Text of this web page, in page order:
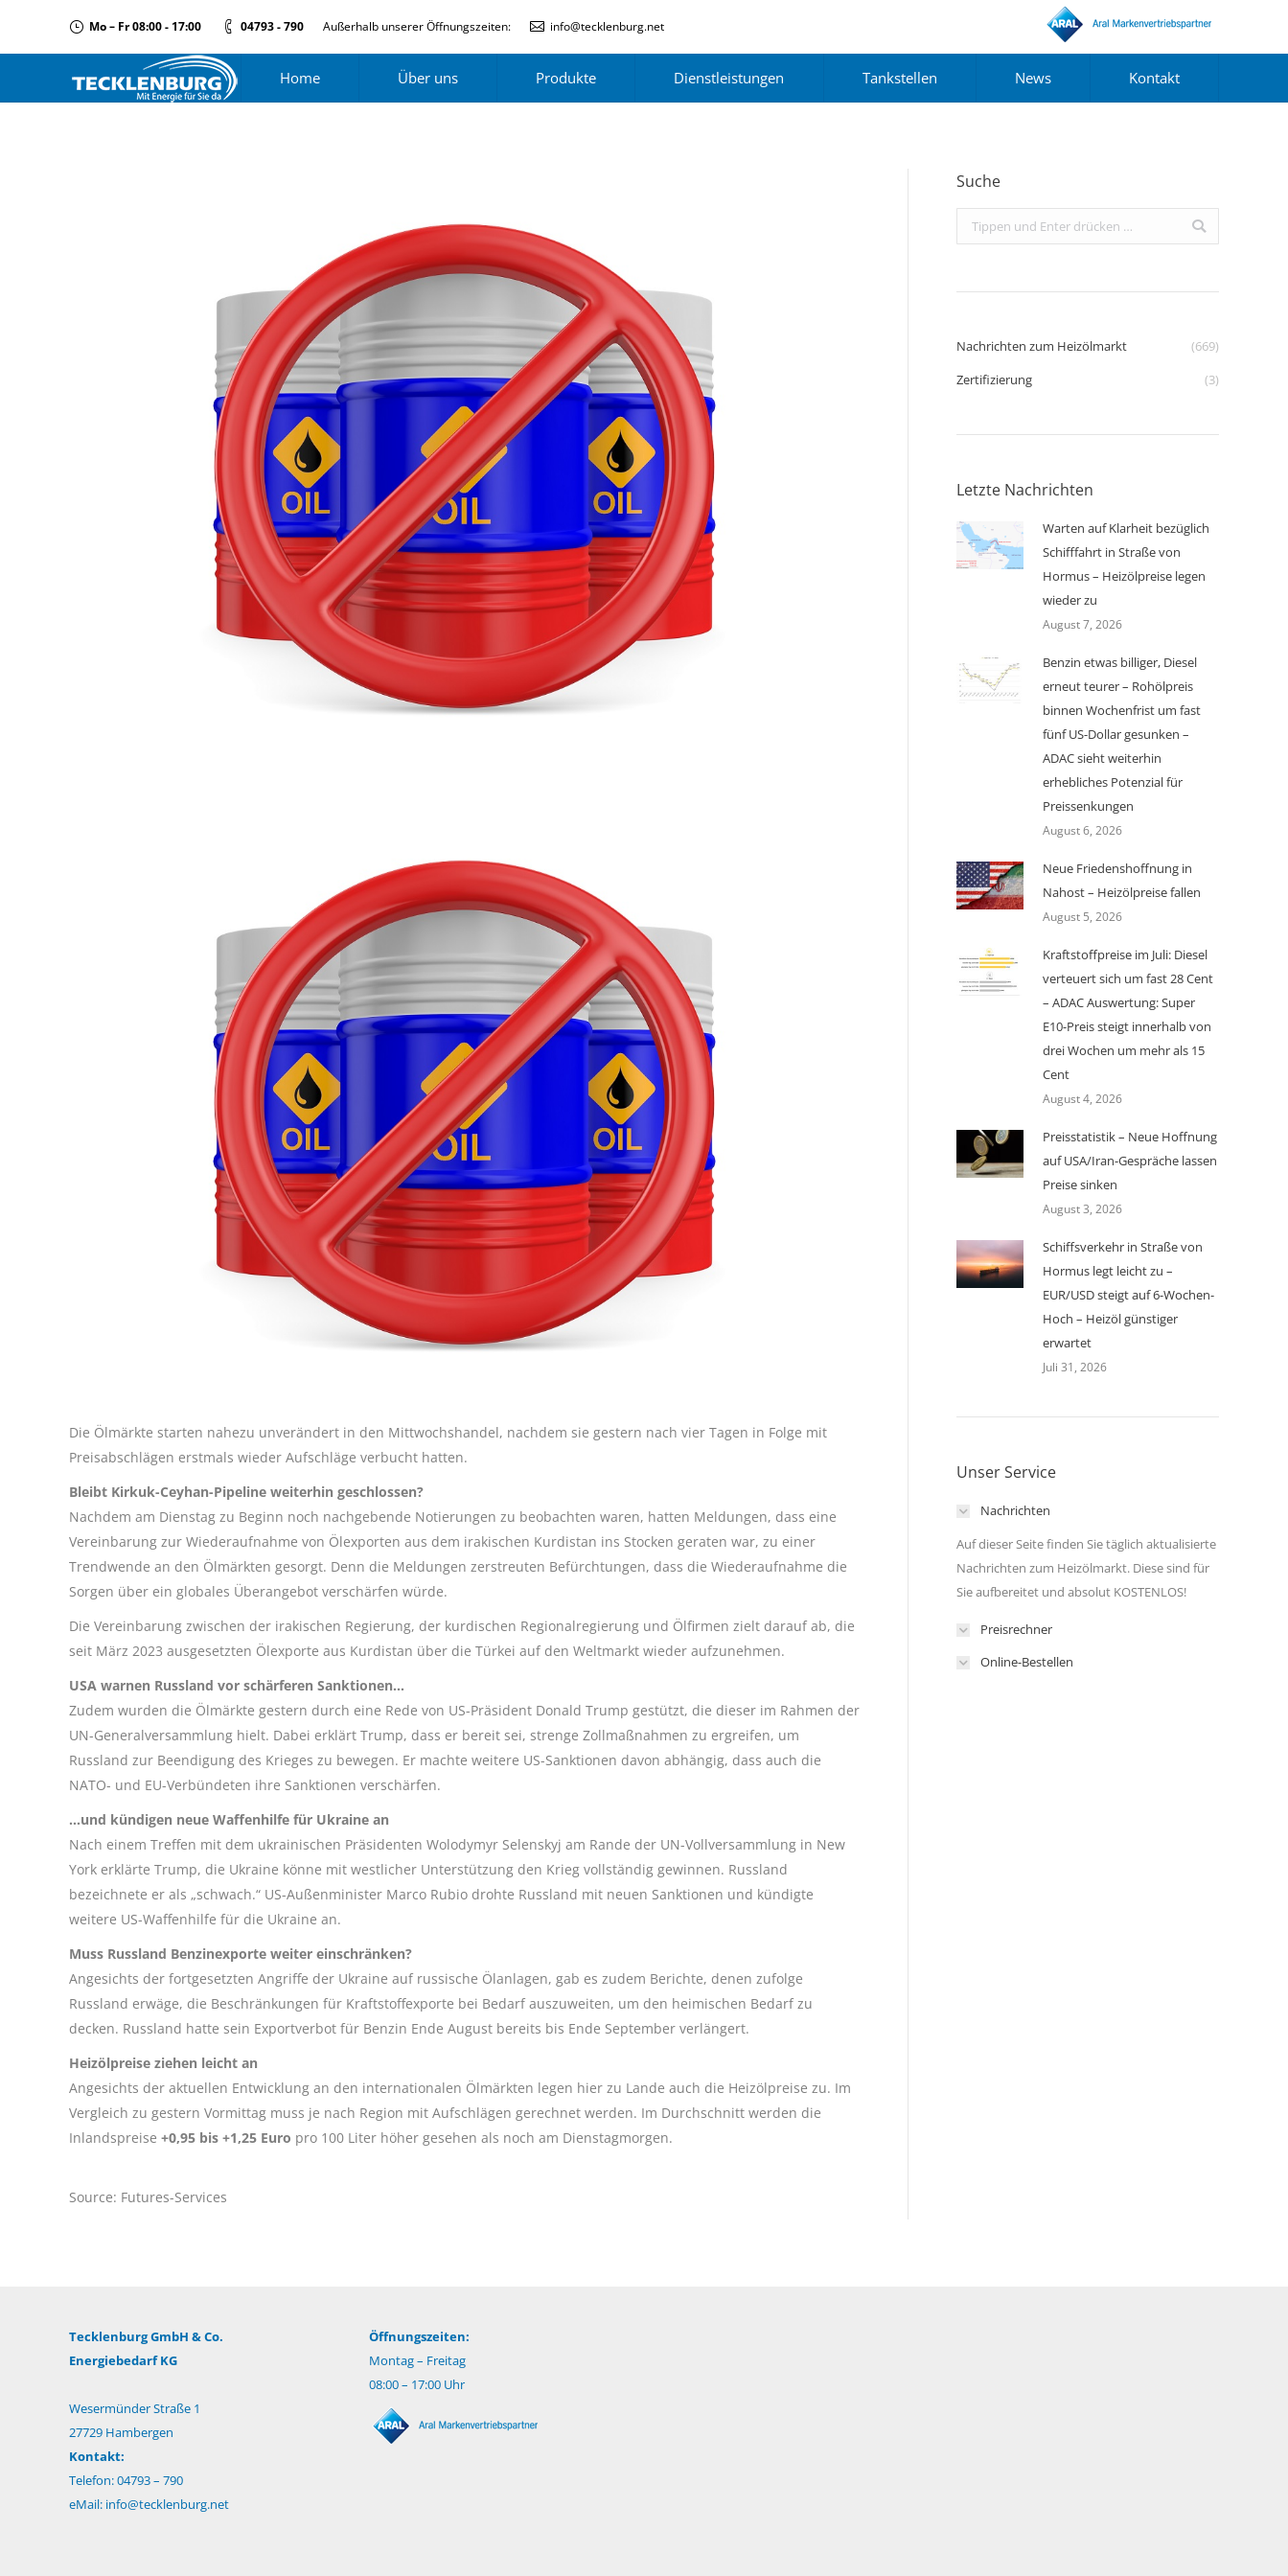
Mo – Fr 08:00 - 17:00 04793 - 790 Außerhalb unserer Öffnungszeiten: info@tecklenburg.net
Home Über uns Produkte Dienstleistungen Tankstellen News Kontakt
Die Ölmärkte starten nahezu unverändert in den Mittwochshandel, nachdem sie gestern nach vier Tagen in Folge mit
Preisabschlägen erstmals wieder Aufschläge verbucht hatten.
Bleibt Kirkuk-Ceyhan-Pipeline weiterhin geschlossen?
Nachdem am Dienstag zu Beginn noch nachgebende Notierungen zu beobachten waren, hatten Meldungen, dass eine
Vereinbarung zur Wiederaufnahme von Ölexporten aus dem irakischen Kurdistan ins Stocken geraten war, zu einer
Trendwende an den Ölmärkten gesorgt. Denn die Meldungen zerstreuten Befürchtungen, dass die Wiederaufnahme die
Sorgen über ein globales Überangebot verschärfen würde.
Die Vereinbarung zwischen der irakischen Regierung, der kurdischen Regionalregierung und Ölfirmen zielt darauf ab, die
seit März 2023 ausgesetzten Ölexporte aus Kurdistan über die Türkei auf den Weltmarkt wieder aufzunehmen.
USA warnen Russland vor schärferen Sanktionen…
Zudem wurden die Ölmärkte gestern durch eine Rede von US-Präsident Donald Trump gestützt, die dieser im Rahmen der
UN-Generalversammlung hielt. Dabei erklärt Trump, dass er bereit sei, strenge Zollmaßnahmen zu ergreifen, um
Russland zur Beendigung des Krieges zu bewegen. Er machte weitere US-Sanktionen davon abhängig, dass auch die
NATO- und EU-Verbündeten ihre Sanktionen verschärfen.
…und kündigen neue Waffenhilfe für Ukraine an
Nach einem Treffen mit dem ukrainischen Präsidenten Wolodymyr Selenskyj am Rande der UN-Vollversammlung in New
York erklärte Trump, die Ukraine könne mit westlicher Unterstützung den Krieg vollständig gewinnen. Russland
bezeichnete er als „schwach.“ US-Außenminister Marco Rubio drohte Russland mit neuen Sanktionen und kündigte
weitere US-Waffenhilfe für die Ukraine an.
Muss Russland Benzinexporte weiter einschränken?
Angesichts der fortgesetzten Angriffe der Ukraine auf russische Ölanlagen, gab es zudem Berichte, denen zufolge
Russland erwäge, die Beschränkungen für Kraftstoffexporte bei Bedarf auszuweiten, um den heimischen Bedarf zu
decken. Russland hatte sein Exportverbot für Benzin Ende August bereits bis Ende September verlängert.
Heizölpreise ziehen leicht an
Angesichts der aktuellen Entwicklung an den internationalen Ölmärkten legen hier zu Lande auch die Heizölpreise zu. Im
Vergleich zu gestern Vormittag muss je nach Region mit Aufschlägen gerechnet werden. Im Durchschnitt werden die
Inlandspreise +0,95 bis +1,25 Euro pro 100 Liter höher gesehen als noch am Dienstagmorgen.
Source: Futures-Services
Suche
Search:
Nachrichten zum Heizölmarkt
(669)
Zertifizierung
(3)
Letzte Nachrichten
Warten auf Klarheit bezüglich
Schifffahrt in Straße von
Hormus – Heizölpreise legen
wieder zu
August 7, 2026
Benzin etwas billiger, Diesel
erneut teurer – Rohölpreis
binnen Wochenfrist um fast
fünf US-Dollar gesunken –
ADAC sieht weiterhin
erhebliches Potenzial für
Preissenkungen
August 6, 2026
Neue Friedenshoffnung in
Nahost – Heizölpreise fallen
August 5, 2026
Kraftstoffpreise im Juli: Diesel
verteuert sich um fast 28 Cent
– ADAC Auswertung: Super
E10-Preis steigt innerhalb von
drei Wochen um mehr als 15
Cent
August 4, 2026
Preisstatistik – Neue Hoffnung
auf USA/Iran-Gespräche lassen
Preise sinken
August 3, 2026
Schiffsverkehr in Straße von
Hormus legt leicht zu –
EUR/USD steigt auf 6-Wochen-
Hoch – Heizöl günstiger
erwartet
Juli 31, 2026
Unser Service
Nachrichten
Auf dieser Seite finden Sie täglich aktualisierte
Nachrichten zum Heizölmarkt. Diese sind für
Sie aufbereitet und absolut KOSTENLOS!
Preisrechner
Online-Bestellen
Tecklenburg GmbH & Co.
Energiebedarf KG
Wesermünder Straße 1
27729 Hambergen
Kontakt:
Telefon: 04793 – 790
eMail: info@tecklenburg.net
Öffnungszeiten:
Montag – Freitag
08:00 – 17:00 Uhr